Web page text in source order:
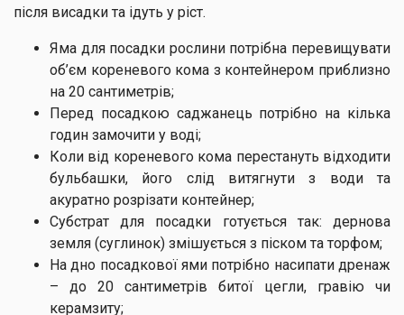
після висадки та ідуть у ріст.
Яма для посадки рослини потрібна перевищувати
об’єм кореневого кома з контейнером приблизно
на 20 сантиметрів;
Перед посадкою саджанець потрібно на кілька
годин замочити у воді;
Коли від кореневого кома перестануть відходити
бульбашки, його слід витягнути з води та
акуратно розрізати контейнер;
Субстрат для посадки готується так: дернова
земля (суглинок) змішується з піском та торфом;
На дно посадкової ями потрібно насипати дренаж
– до 20 сантиметрів битої цегли, гравію чи
керамзиту;